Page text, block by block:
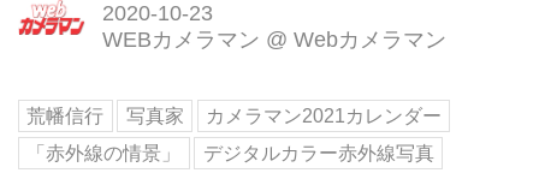
2020-10-23
WEBカメラマン @ Webカメラマン
荒幡信行 写真家
カメラマン2021カレンダー
「赤外線の情景」
デジタルカラー赤外線写真